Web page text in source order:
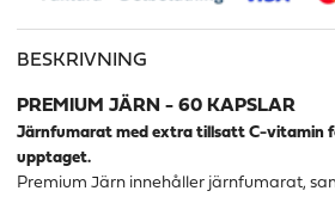
BESKRIVNING
PREMIUM JÄRN - 60 KAPSLAR
Järnfumarat med extra tillsatt C-vitamin
upptaget.
Premium Järn innehåller järnfumarat,